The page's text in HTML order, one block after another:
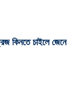
কিনতে চাইলে জেনে